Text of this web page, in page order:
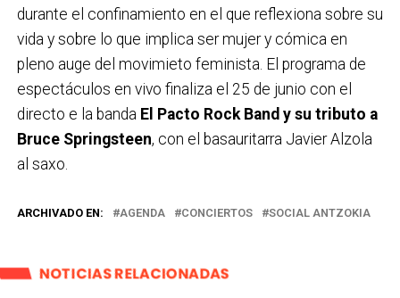
durante el confinamiento en el que reflexiona sobre su
vida y sobre lo que implica ser mujer y cómica en
pleno auge del movimieto feminista. El programa de
espectáculos en vivo finaliza el 25 de junio con el
directo e la banda El Pacto Rock Band y su tributo a
Bruce Springsteen, con el basauritarra Javier Alzola
al saxo.
ARCHIVADO EN: AGENDA CONCIERTOS SOCIAL ANTZOKIA
NOTICIAS RELACIONADAS